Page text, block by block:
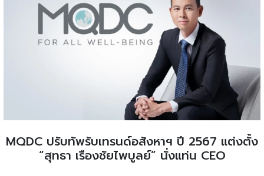
MQDC ปรับทัพรับเทรนด์อสังหาฯ ปี 2567 แต่งตั้ง
“สุทธา เรืองชัยไพบูลย์” นั่งแท่น CEO